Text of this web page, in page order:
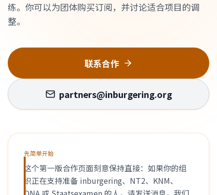
练。你可以为团体购买订阅，并讨论适合项目的调
整。
联系合作
partners@inburgering.org
先简单开始
这个第一版合作页面刻意保持直接：如果你的组
织正在支持准备 inburgering、NT2、KNM、